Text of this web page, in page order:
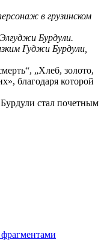
в грузинском
Бурдули.
Гуджи Бурдули,
„Хлеб, золото,
благодаря которой
стал почетным